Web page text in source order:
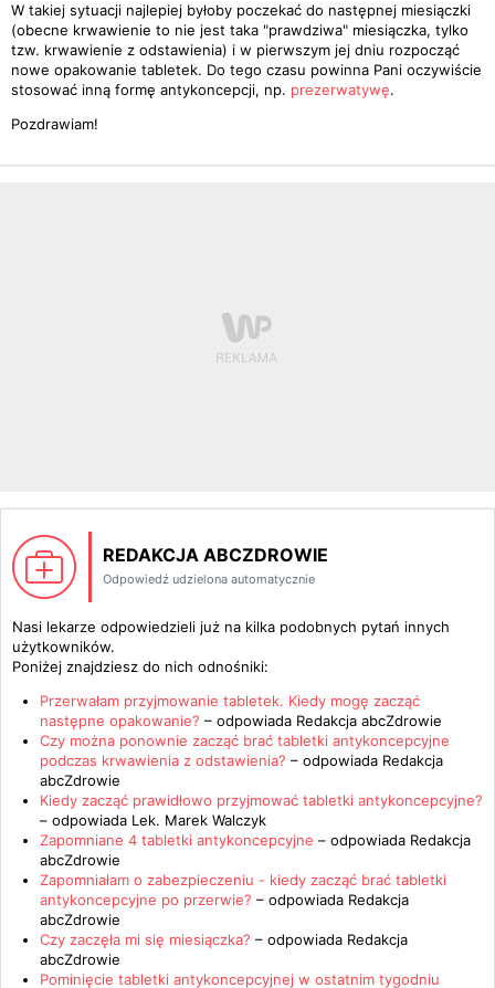
W takiej sytuacji najlepiej byłoby poczekać do następnej miesiączki
(obecne krwawienie to nie jest taka "prawdziwa" miesiączka, tylko
tzw. krwawienie z odstawienia) i w pierwszym jej dniu rozpocząć
nowe opakowanie tabletek. Do tego czasu powinna Pani oczywiście
stosować inną formę antykoncepcji, np. prezerwatywę.
Pozdrawiam!
REDAKCJA ABCZDROWIE
Odpowiedź udzielona automatycznie
Nasi lekarze odpowiedzieli już na kilka podobnych pytań innych
użytkowników.
Poniżej znajdziesz do nich odnośniki:
Przerwałam przyjmowanie tabletek. Kiedy mogę zacząć
następne opakowanie? – odpowiada Redakcja abcZdrowie
Czy można ponownie zacząć brać tabletki antykoncepcyjne
podczas krwawienia z odstawienia? – odpowiada Redakcja
abcZdrowie
Kiedy zacząć prawidłowo przyjmować tabletki antykoncepcyjne?
– odpowiada Lek. Marek Walczyk
Zapomniane 4 tabletki antykoncepcyjne – odpowiada Redakcja
abcZdrowie
Zapomniałam o zabezpieczeniu - kiedy zacząć brać tabletki
antykoncepcyjne po przerwie? – odpowiada Redakcja
abcZdrowie
Czy zaczęła mi się miesiączka? – odpowiada Redakcja
abcZdrowie
Pominięcie tabletki antykoncepcyjnej w ostatnim tygodniu